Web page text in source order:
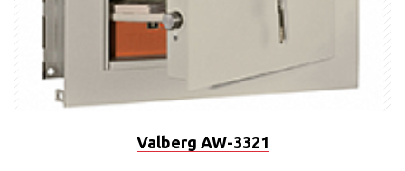
Valberg AW-3321